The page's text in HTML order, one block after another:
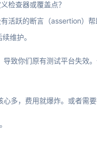
检查器或覆盖点？
活跃的断言（assertion）帮
维护。
致你们原有测试平台失效
多，费用就爆炸。或者需要